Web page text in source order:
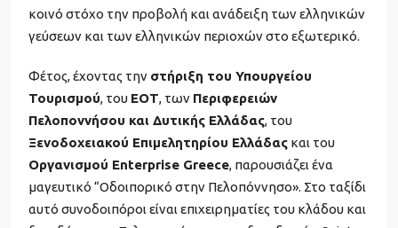
κοινό στόχο την προβολή και ανάδειξη των ελληνικών
γεύσεων και των ελληνικών περιοχών στο εξωτερικό.
Φέτος, έχοντας την στήριξη του Υπουργείου
Τουρισμού, του ΕΟΤ, των Περιφερειών
Πελοποννήσου και Δυτικής Ελλάδας, του
Ξενοδοχειακού Επιμελητηρίου Ελλάδας και του
Οργανισμού Enterprise Greece, παρουσιάζει ένα
μαγευτικό “Οδοιπορικό στην Πελοπόννησο». Στο ταξίδι
αυτό συνοδοιπόροι είναι επιχειρηματίες του κλάδου και